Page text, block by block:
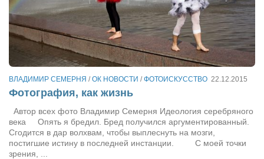
«Траверс» — экипировочный центр
Журналисты
Александр Гвоздик
Александр Кугук
Музыканты
Евгений Касьяненко
Сергей Коноз
ВЛАДИМИР СЕМЕРНЯ /ОК НОВОСТИ /ФОТОИСКУССТВО 22.12.2015
Фотография, как жизнь
Автор всех фото Владимир Семерня Идеология серебряного
века Опять я бредил. Бред получился аргументированный.
Сгодится в дар волхвам, чтобы выплеснуть на мозги,
постигшие истину в последней инстанции. С моей точки
зрения, ...